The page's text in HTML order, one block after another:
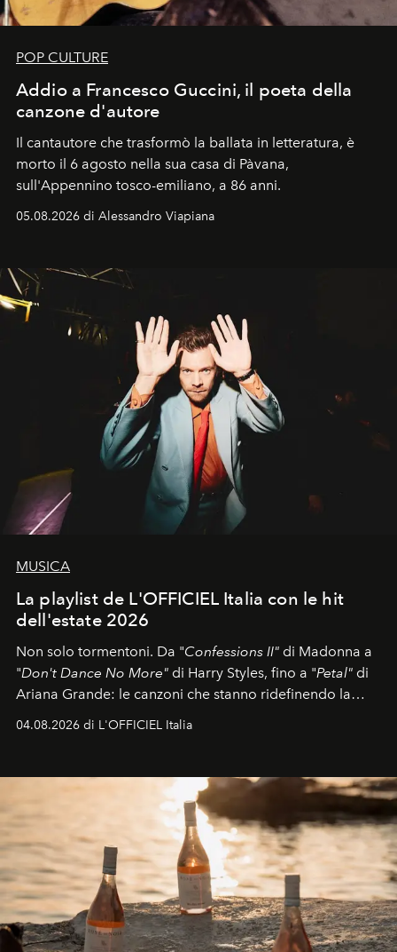
POP CULTURE
Addio a Francesco Guccini, il poeta della
canzone d'autore
Il cantautore che trasformò la ballata in letteratura, è
morto il 6 agosto nella sua casa di Pàvana,
sull'Appennino tosco-emiliano, a 86 anni.
05.08.2026 di Alessandro Viapiana
MUSICA
La playlist de L'OFFICIEL Italia con le hit
dell'estate 2026
Non solo tormentoni. Da "Confessions II" di Madonna a
"Don't Dance No More" di Harry Styles, fino a "Petal" di
Ariana Grande: le canzoni che stanno ridefinendo la
colonna sonora della stagione.
04.08.2026 di L'OFFICIEL Italia